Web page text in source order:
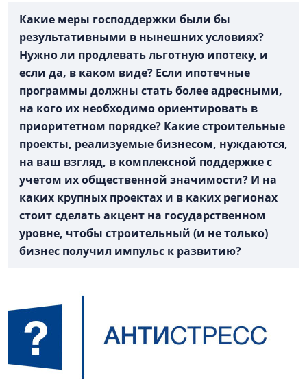
Какие меры господдержки были бы
результативными в нынешних условиях?
Нужно ли продлевать льготную ипотеку, и
если да, в каком виде? Если ипотечные
программы должны стать более адресными,
на кого их необходимо ориентировать в
приоритетном порядке? Какие строительные
проекты, реализуемые бизнесом, нуждаются,
на ваш взгляд, в комплексной поддержке с
учетом их общественной значимости? И на
каких крупных проектах и в каких регионах
стоит сделать акцент на государственном
уровне, чтобы строительный (и не только)
бизнес получил импульс к развитию?